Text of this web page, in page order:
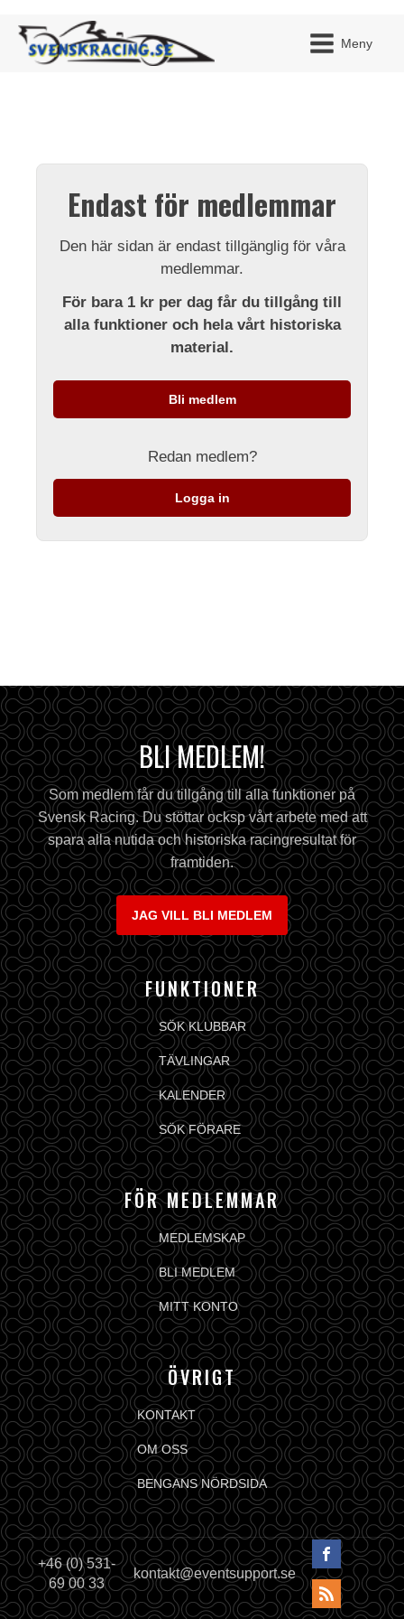
Meny
Endast för medlemmar
Den här sidan är endast tillgänglig för våra
medlemmar.
För bara 1 kr per dag får du tillgång till
alla funktioner och hela vårt historiska
material.
Bli medlem
Redan medlem?
Logga in
BLI MEDLEM!
Som medlem får du tillgång till alla funktioner på
Svensk Racing. Du stöttar ocksp vårt arbete med att
spara alla nutida och historiska racingresultat för
framtiden.
JAG VILL BLI MEDLEM
FUNKTIONER
SÖK KLUBBAR
TÄVLINGAR
KALENDER
SÖK FÖRARE
FÖR MEDLEMMAR
MEDLEMSKAP
BLI MEDLEM
MITT KONTO
ÖVRIGT
KONTAKT
OM OSS
BENGANS NÖRDSIDA
+46 (0) 531-
69 00 33
kontakt@eventsupport.se